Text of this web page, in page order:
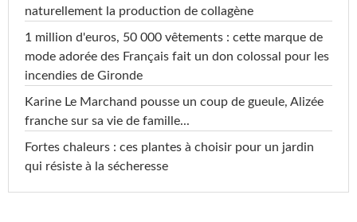
naturellement la production de collagène
1 million d'euros, 50 000 vêtements : cette marque de
mode adorée des Français fait un don colossal pour les
incendies de Gironde
Karine Le Marchand pousse un coup de gueule, Alizée
franche sur sa vie de famille...
Fortes chaleurs : ces plantes à choisir pour un jardin
qui résiste à la sécheresse